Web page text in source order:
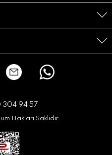
304 94 57
Hakları Saklıdır.